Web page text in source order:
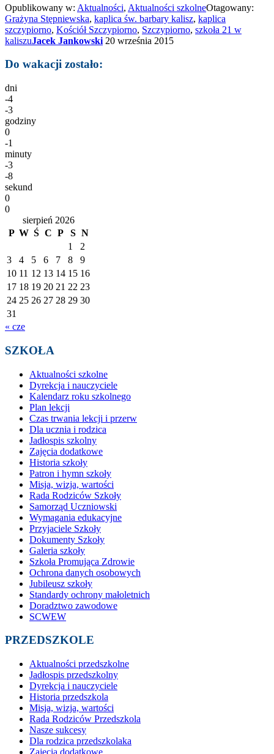
Opublikowany w: Aktualności, Aktualności szkolneOtagowany:
Grażyna Stępniewska, kaplica św. barbary kalisz, kaplica
szczypiorno, Kościół Szczypiorno, Szczypiorno, szkoła 21 w
kaliszuJacek Jankowski 20 września 2015
Do wakacji zostało:
dni
-4
-3
godziny
0
-1
minuty
-3
-8
sekund
0
0
sierpień 2026
P W Ś C P S N
1
2
3
4 5 6 7 8
9
10 11 12 13 14 15 16
17 18 19 20 21 22 23
24 25 26 27 28 29 30
31
« cze
SZKOŁA
Aktualności szkolne
Dyrekcja i nauczyciele
Kalendarz roku szkolnego
Plan lekcji
Czas trwania lekcji i przerw
Dla ucznia i rodzica
Jadłospis szkolny
Zajęcia dodatkowe
Historia szkoły
Patron i hymn szkoły
Misja, wizja, wartości
Rada Rodziców Szkoły
Samorząd Uczniowski
Wymagania edukacyjne
Przyjaciele Szkoły
Dokumenty Szkoły
Galeria szkoły
Szkoła Promująca Zdrowie
Ochrona danych osobowych
Jubileusz szkoły
Standardy ochrony małoletnich
Doradztwo zawodowe
SCWEW
PRZEDSZKOLE
Aktualności przedszkolne
Jadłospis przedszkolny
Dyrekcja i nauczyciele
Historia przedszkola
Misja, wizja, wartości
Rada Rodziców Przedszkola
Nasze sukcesy
Dla rodzica przedszkolaka
Zajęcia dodatkowe